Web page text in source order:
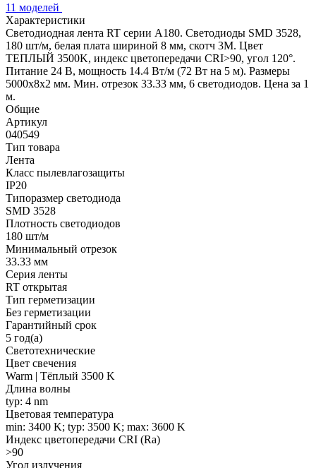
11 моделей
Характеристики
Светодиодная лента RT серии A180. Светодиоды SMD 3528,
180 шт/м, белая плата шириной 8 мм, скотч 3M. Цвет
ТЕПЛЫЙ 3500K, индекс цветопередачи CRI>90, угол 120°.
Питание 24 В, мощность 14.4 Вт/м (72 Вт на 5 м). Размеры
5000x8x2 мм. Мин. отрезок 33.33 мм, 6 светодиодов. Цена за 1
м.
Общие
Артикул
040549
Тип товара
Лента
Класс пылевлагозащиты
IP20
Типоразмер светодиода
SMD 3528
Плотность светодиодов
180 шт/м
Минимальный отрезок
33.33 мм
Серия ленты
RT открытая
Тип герметизации
Без герметизации
Гарантийный срок
5 год(а)
Светотехнические
Цвет свечения
Warm | Тёплый 3500 K
Длина волны
typ: 4 nm
Цветовая температура
min: 3400 K; typ: 3500 K; max: 3600 K
Индекс цветопередачи CRI (Ra)
>90
Угол излучения